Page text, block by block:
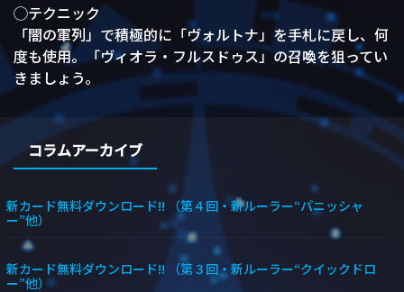
◯テクニック
「闇の軍列」で積極的に「ヴォルトナ」を手札に戻し、何
度も使用。「ヴィオラ・フルスドゥス」の召喚を狙ってい
きましょう。
コラムアーカイブ
新カード無料ダウンロード!! （第４回・新ルーラー“パニッシャ
ー”他）
新カード無料ダウンロード!! （第３回・新ルーラー“クイックドロ
ー”他）